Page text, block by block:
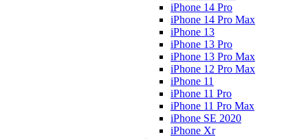
iPhone 14 Pro
iPhone 14 Pro Max
iPhone 13
iPhone 13 Pro
iPhone 13 Pro Max
iPhone 12 Pro Max
iPhone 11
iPhone 11 Pro
iPhone 11 Pro Max
iPhone SE 2020
iPhone Xr